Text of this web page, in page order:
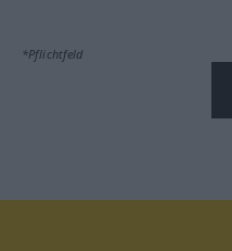
*Pflichtfeld